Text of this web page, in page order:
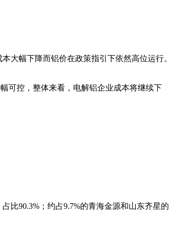
大幅下降而铝价在政策指引下依然高位运行。
可控，整体来看，电解铝企业成本将继续下
比90.3%；约占9.7%的青海金源和山东齐星的